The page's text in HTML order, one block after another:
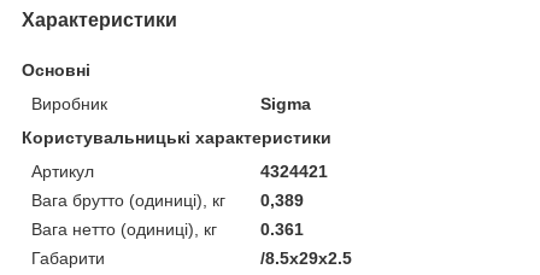
Характеристики
Основні
Виробник
Sigma
Користувальницькі характеристики
Артикул
4324421
Вага брутто (одиниці), кг
0,389
Вага нетто (одиниці), кг
0.361
Габарити
/8.5x29x2.5